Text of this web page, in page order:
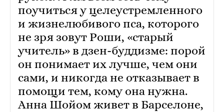
поучиться у целеустремленного
и жизнелюбивого пса, которого
не зря зовут Роши, «старый
учитель» в дзен-буддизме: порой
он понимает их лучше, чем они
сами, и никогда не отказывает в
помощи тем, кому она нужна.
Анна Шойом живет в Барселоне,